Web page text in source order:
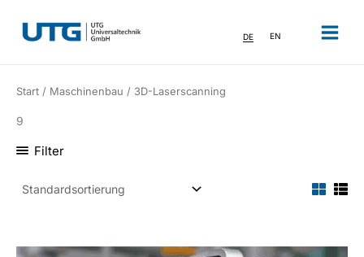
Inhalt
springen
DE EN
Start / Maschinenbau / 3D-Laserscanning
9
Filter